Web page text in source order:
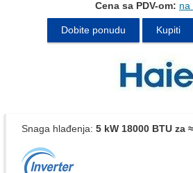
Cena sa PDV-om: na
Dobite ponudu Kupiti
Snaga hlađenja: 5 kW 18000 BTU za